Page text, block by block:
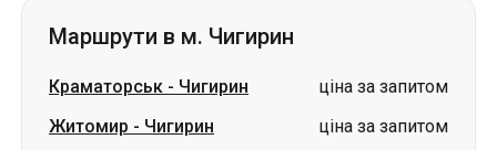
Маршрути в м. Чигирин
Краматорськ - Чигирин
ціна за запитом
Житомир - Чигирин
ціна за запитом